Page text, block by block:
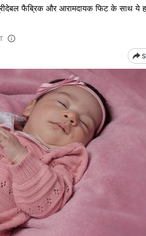
फैब्रिक और आरामदायक फिट के साथ ये